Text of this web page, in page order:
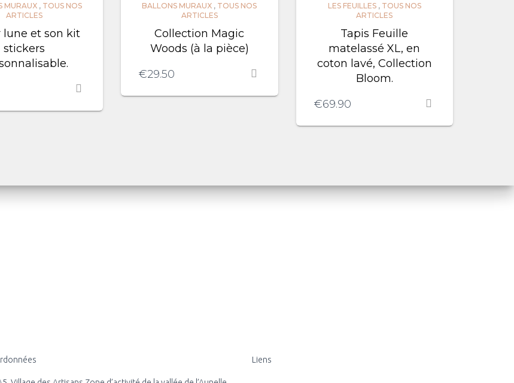
MURAUX, TOUS NOS
ARTICLES
lune et son kit
stickers
BALLONS MURAUX , TOUS NOS
ARTICLES
Collection Magic
Woods (à la pièce)
€29.50
LES FEUILLES, TOUS NOS
ARTICLES
Tapis Feuille
matelassé XL, en
coton lavé, Collection
Bloom.
€69.90
Liens